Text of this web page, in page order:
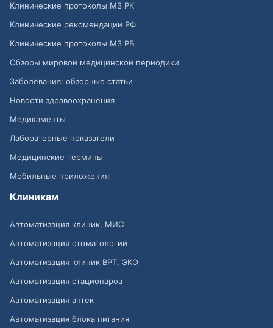
Клинические протоколы МЗ РК
Клинические рекомендации РФ
Клинические протоколы МЗ РБ
Обзоры мировой медицинской периодики
Заболевания: обзорные статьи
Новости здравоохранения
Медикаменты
Лабораторные показатели
Медицинские термины
Мобильные приложения
Клиникам
Автоматизация клиник, МИС
Автоматизация стоматологий
Автоматизация клиник ВРТ, ЭКО
Автоматизация стационаров
Автоматизация аптек
Автоматизация блока питания